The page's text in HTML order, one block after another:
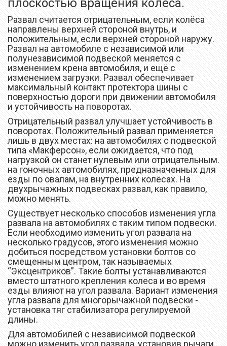
плоскостью вращения колеса.
Развал считается отрицательным, если колёса
направлены верхней стороной внутрь, и
положительным, если верхней стороной наружу.
Развал на автомобиле с независимой или
полунезависимой подвеской меняется с
изменением крена автомобиля, и ещё с
изменением загрузки. Развал обеспечивает
максимальный контакт протектора шины с
поверхностью дороги при движении автомобиля
и устойчивость на поворотах.
Отрицательный развал улучшает устойчивость в
поворотах. Положительный развал применяется
лишь в двух местах: на автомобилях с подвеской
типа «Макферсон», если ожидается, что под
нагрузкой он станет нулевым или отрицательным.
на гоночных автомобилях, предназначенных для
езды по овалам, на внутренних колёсах. На
двухрычажных подвесках развал, как правило,
можно менять.
Существует несколько способов изменения угла
развала на автомобилях с таким типом подвески.
Если необходимо изменить угол развала на
несколько градусов, этого изменения можно
добиться посредством установки болтов со
смещенным центром, так называемых
“Эксцентриков”. Такие болты устанавливаются
вместо штатного крепления колеса и во время
езды влияют на угол развала. Вариант изменения
угла развала для многорычажной подвески -
установка тяг стабилизатора регулируемой
длины.
Для автомобилей с независимой подвеской
можно изменить угол развала, установив рычаги